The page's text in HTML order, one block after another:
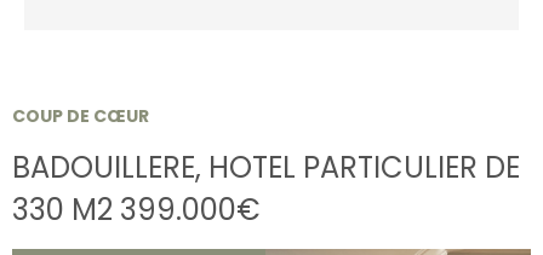
COUP DE CŒUR
BADOUILLERE, HOTEL PARTICULIER DE
330 M2 399.000€